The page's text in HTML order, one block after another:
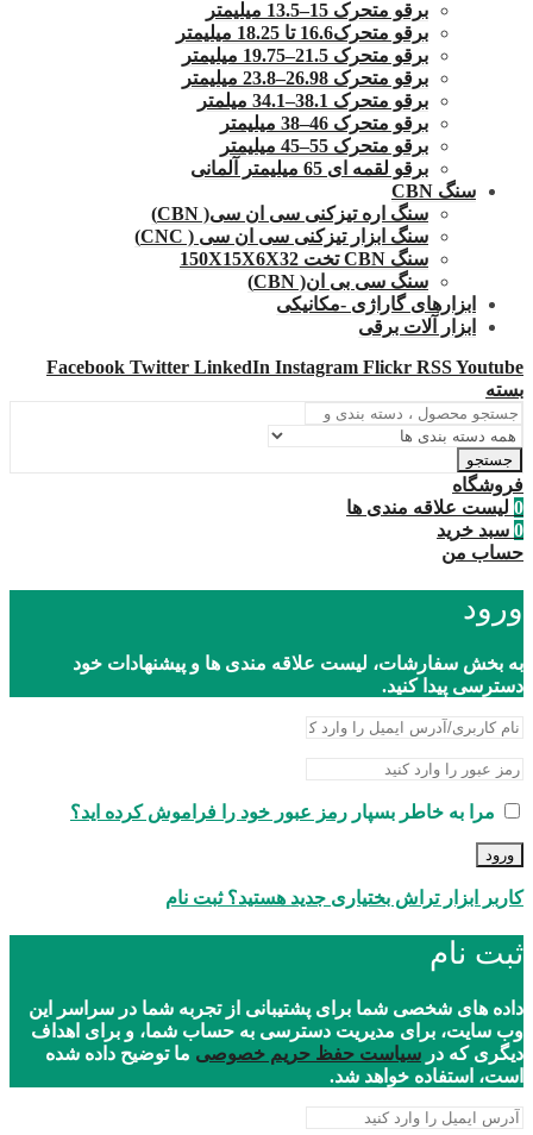
برقو متحرک 15–13.5 میلیمتر
برقو متحرک16.6 تا 18.25 میلیمتر
برقو متحرک 21.5–19.75 میلیمتر
برقو متحرک 26.98–23.8 میلیمتر
برقو متحرک 38.1–34.1 میلمتر
برقو متحرک 46–38 میلیمتر
برقو متحرک 55–45 میلیمتر
برقو لقمه ای 65 میلیمتر آلمانی
سنگ CBN
سنگ اره تیزکنی سی ان سی( CBN)
سنگ ابزار تیزکنی سی ان سی ( CNC)
سنگ CBN تخت 150X15X6X32
سنگ سی بی ان( CBN)
ابزارهای گاراژی -مکانیکی
ابزار آلات برقی
Facebook Twitter LinkedIn Instagram Flickr RSSYoutube
بسته
جستجو
فروشگاه
0 لیست علاقه مندی ها
0 سبد خرید
حساب من
ورود
به بخش سفارشات، لیست علاقه مندی ها و پیشنهادات خود
دسترسی پیدا کنید.
مرا به خاطر بسپار رمز عبور خود را فراموش کرده اید؟
ورود
کاربر ابزار تراش بختیاری جدید هستید؟ ثبت نام
ثبت نام
داده های شخصی شما برای پشتیبانی از تجربه شما در سراسر این
وب سایت، برای مدیریت دسترسی به حساب شما، و برای اهداف
دیگری که در سیاست حفظ حریم خصوصی ما توضیح داده شده
است، استفاده خواهد شد.